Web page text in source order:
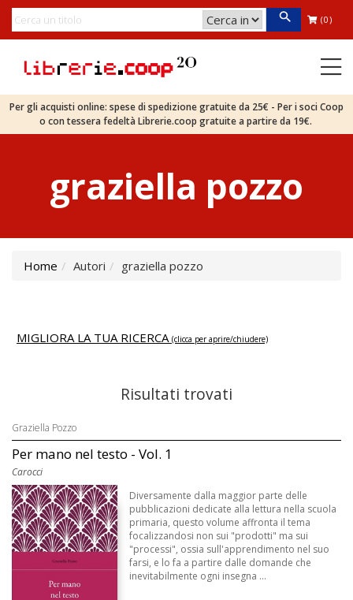
(0)
Per gli acquisti online: spese di spedizione gratuite da 25€ - Per i soci Coop
o con tessera fedeltà Librerie.coop gratuite a partire da 19€.
graziella pozzo
Home Autori graziella pozzo
MIGLIORA LA TUA RICERCA (clicca per aprire/chiudere)
Risultati trovati
Graziella Pozzo
Per mano nel testo - Vol. 1
Carocci
Diversamente dalla maggior parte delle
pubblicazioni dedicate alla lettura nella scuola
primaria, questo volume affronta il tema
focalizzandosi non sui "prodotti" ma sui
"processi", ossia sull'apprendimento nel suo
farsi, e lo fa a partire dalle domande che
inevitabilmente ogni insegna ...